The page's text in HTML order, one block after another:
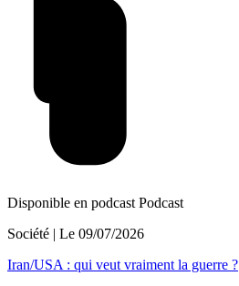
Disponible en podcast Podcast
Société | Le 09/07/2026
Iran/USA : qui veut vraiment la guerre ?